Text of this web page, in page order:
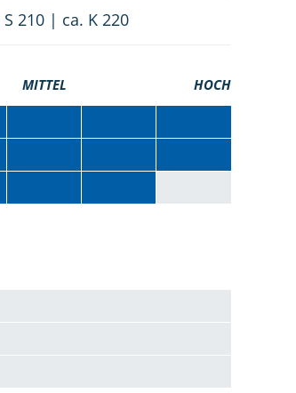
S 210 | ca. K 220
MITTEL HOCH